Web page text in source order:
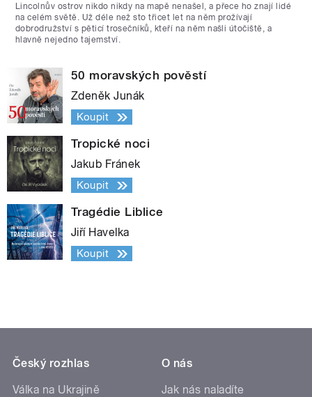
Lincolnův ostrov nikdo nikdy na mapě nenašel, a přece ho znají lidé
na celém světě. Už déle než sto třicet let na něm prožívají
dobrodružství s pěticí trosečníků, kteří na něm našli útočiště, a
hlavně nejedno tajemství.
50 moravských pověstí
Zdeněk Junák
Koupit
Tropické noci
Jakub Fránek
Koupit
Tragédie Liblice
Jiří Havelka
Koupit
Český rozhlas
Válka na Ukrajině
O nás
Jak nás naladíte